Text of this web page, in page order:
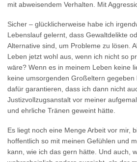
mit abweisendem Verhalten. Mit
Sicher – glücklicherweise habe ich
Lebenslauf gelernt, dass Gewaltdelikte
Alternative sind, um Probleme zu lösen.
Leben jetzt wohl aus, wenn ich nicht so
wäre? Wenn es in meinem Leben keine
keine umsorgenden Großeltern
dafür garantieren, dass ich dann nicht
Justizvollzugsanstalt vor meiner
und ehrliche Tränen geweint hätte.
Es liegt noch eine Menge Arbeit vor mir,
hoffentlich so mit meinen Gefühlen und
kann, wie ich das gern hätte. Und auch,